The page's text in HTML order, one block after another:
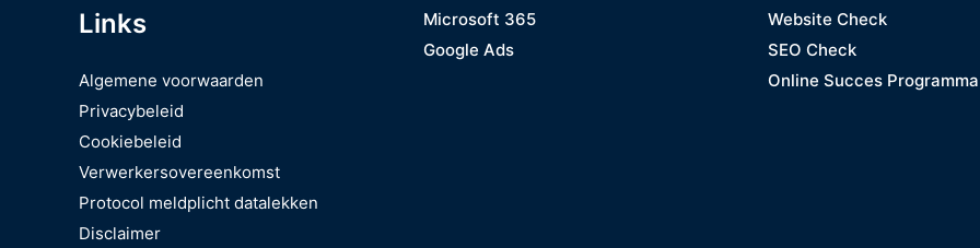
Links
Algemene voorwaarden
Privacybeleid
Cookiebeleid
Verwerkersovereenkomst
Protocol meldplicht datalekken
Disclaimer
Microsoft 365
Google Ads
Website Check
SEO Check
Online Succes Programma